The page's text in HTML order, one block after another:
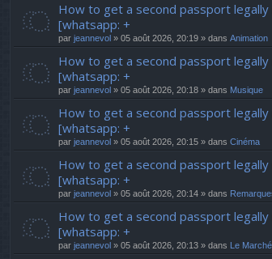
How to get a second passport
[whatsapp: +
par jeannevol » 05 août 2026, 20:19 » dans Animation
How to get a second passport
[whatsapp: +
par jeannevol » 05 août 2026, 20:18 » dans Musique
How to get a second passport
[whatsapp: +
par jeannevol » 05 août 2026, 20:15 » dans Cinéma
How to get a second passport
[whatsapp: +
par jeannevol » 05 août 2026, 20:14 » dans
How to get a second passport
[whatsapp: +
par jeannevol » 05 août 2026, 20:13 » dans Le Marché